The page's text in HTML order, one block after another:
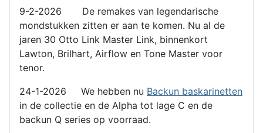
9-2-2026 De remakes van legendarische
mondstukken zitten er aan te komen. Nu al de
jaren 30 Otto Link Master Link, binnenkort
Lawton, Brilhart, Airflow en Tone Master voor
tenor.
24-1-2026 We hebben nu Backun baskarinetten
in de collectie en de Alpha tot lage C en de
backun Q series op voorraad.